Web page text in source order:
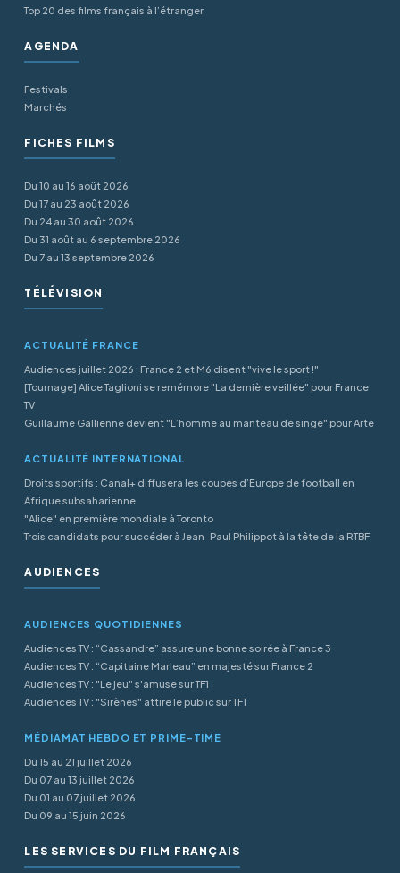
Top 20 des films français à l’étranger
AGENDA
Festivals
Marchés
FICHES FILMS
Du 10 au 16 août 2026
Du 17 au 23 août 2026
Du 24 au 30 août 2026
Du 31 août au 6 septembre 2026
Du 7 au 13 septembre 2026
TÉLÉVISION
ACTUALITÉ FRANCE
Audiences juillet 2026 : France 2 et M6 disent "vive le sport !"
[Tournage] Alice Taglioni se remémore "La dernière veillée" pour France
TV
Guillaume Gallienne devient "L’homme au manteau de singe" pour Arte
ACTUALITÉ INTERNATIONAL
Droits sportifs : Canal+ diffusera les coupes d’Europe de football en
Afrique subsaharienne
"Alice" en première mondiale à Toronto
Trois candidats pour succéder à Jean-Paul Philippot à la tête de la RTBF
AUDIENCES
AUDIENCES QUOTIDIENNES
Audiences TV : “Cassandre” assure une bonne soirée à France 3
Audiences TV : “Capitaine Marleau” en majesté sur France 2
Audiences TV : "Le jeu" s'amuse sur TF1
Audiences TV : "Sirènes" attire le public sur TF1
MÉDIAMAT HEBDO ET PRIME-TIME
Du 15 au 21 juillet 2026
Du 07 au 13 juillet 2026
Du 01 au 07 juillet 2026
Du 09 au 15 juin 2026
LES SERVICES DU FILM FRANÇAIS